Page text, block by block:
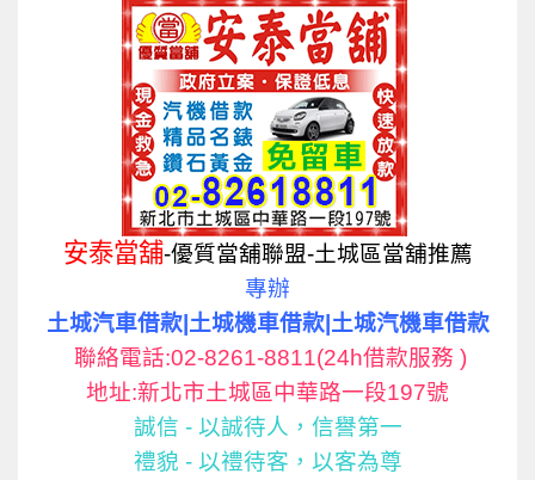
安泰當舖-優質當舖聯盟-土城區當舖推薦
專辦
土城汽車借款|土城機車借款|土城汽機車借款
聯絡電話:02-8261-8811(24h借款服務 )
地址:新北市土城區中華路一段197號
誠信 - 以誠待人，信譽第一
禮貌 - 以禮待客，以客為尊